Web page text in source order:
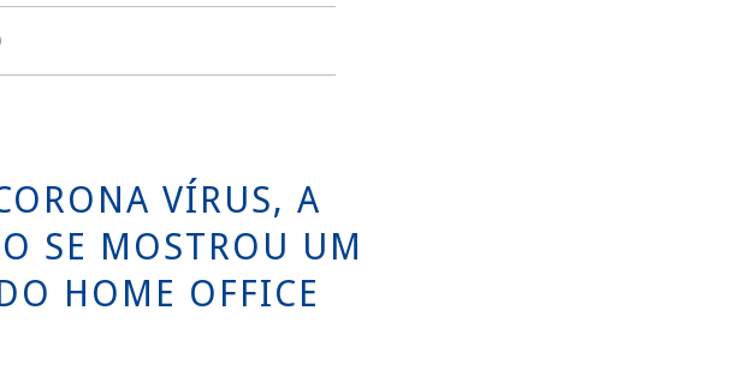
VÍRUS, A
SE MOSTROU UM
HOME OFFICE